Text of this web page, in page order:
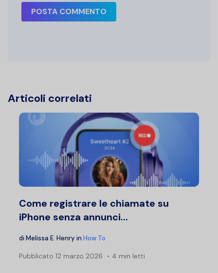
POSTA COMMENTO
Articoli correlati
Come registrare le chiamate su
iPhone senza annunci...
di Melissa E. Henry in How To
Pubblicato 12 marzo 2026 4 min letti